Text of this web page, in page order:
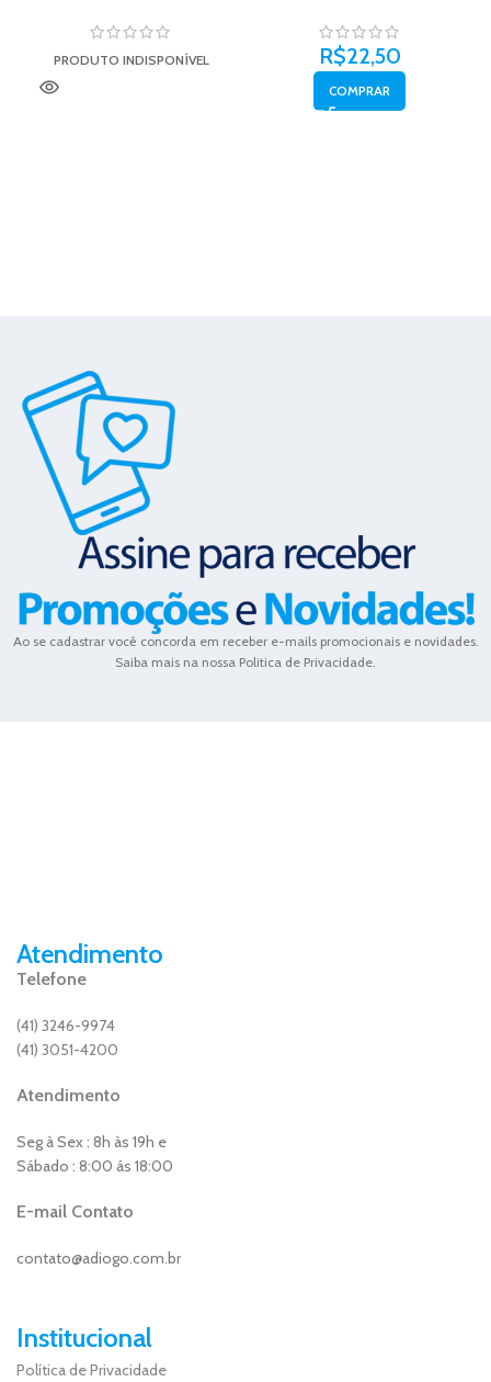
PRODUTO INDISPONÍVEL R$22,50
COMPRAR
Ao se cadastrar você concorda em receber e-mails promocionais e novidades.
Saiba mais na nossa Politica de Privacidade.
Atendimento
Telefone
(41) 3246-9974
(41) 3051-4200
Atendimento
Seg à Sex : 8h às 19h e
Sábado : 8:00 ás 18:00
E-mail Contato
contato@adiogo.com.br
Institucional
Política de Privacidade